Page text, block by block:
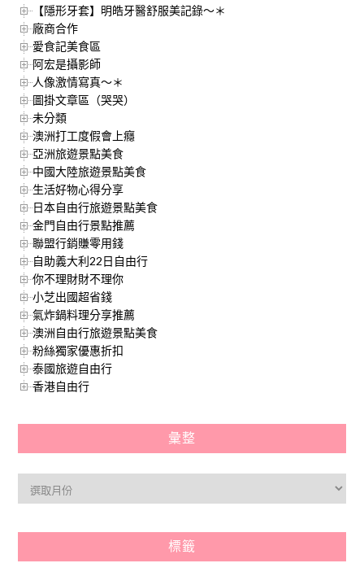
【隱形牙套】明皓牙醫舒服美記錄～＊
廠商合作
愛食記美食區
阿宏是攝影師
人像激情寫真～＊
圖掛文章區（哭哭）
未分類
澳洲打工度假會上癮
亞洲旅遊景點美食
中國大陸旅遊景點美食
生活好物心得分享
日本自由行旅遊景點美食
金門自由行景點推薦
聯盟行銷賺零用錢
自助義大利22日自由行
你不理財財不理你
小芝出國超省錢
氣炸鍋料理分享推薦
澳洲自由行旅遊景點美食
粉絲獨家優惠折扣
泰國旅遊自由行
香港自由行
彙整
標籤